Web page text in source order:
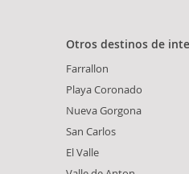
Otros destinos de
Farrallon
Playa Coronado
Nueva Gorgona
San Carlos
El Valle